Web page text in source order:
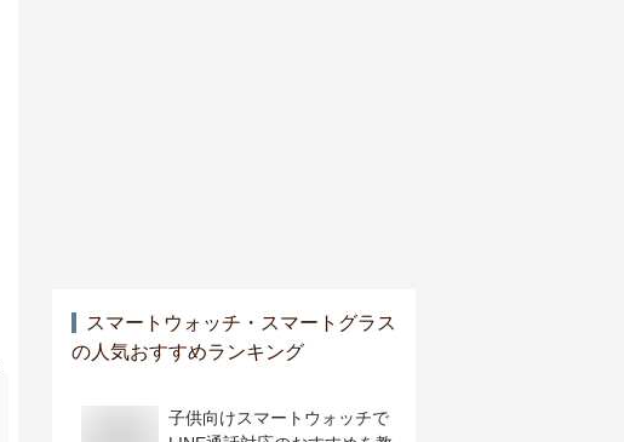
スマートウォッチ・スマートグラス
の人気おすすめランキング
子供向けスマートウォッチで